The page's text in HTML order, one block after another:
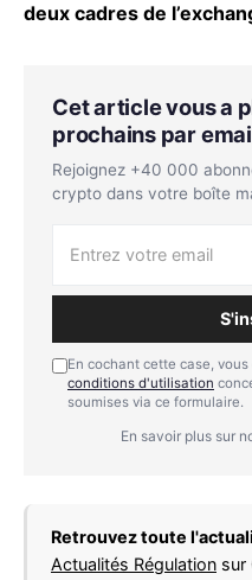
deux cadres de
Cet article vous a
prochains par
Rejoignez +40 000
crypto dans votre boîte
En cochant cette case,
conditions d'utilisation
soumises via ce formulaire.
En savoir plus sur
Retrouvez toute
Actualités Régulation sur